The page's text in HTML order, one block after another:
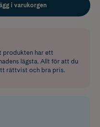
i varukorgen
produkten har ett
lägsta. Allt för att du
rättvist och bra pris.